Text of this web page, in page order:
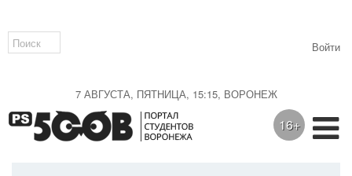
7 АВГУСТА, ПЯТНИЦА, 15:15, ВОРОНЕЖ
Войти
16+